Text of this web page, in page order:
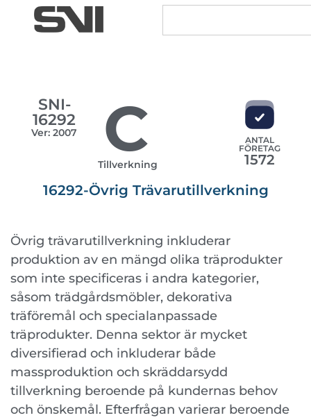
SNI-
16292
Ver: 2007 C
Tillverkning
ANTAL
FÖRETAG
1572
16292-Övrig Trävarutillverkning
Övrig trävarutillverkning inkluderar
produktion av en mängd olika träprodukter
som inte specificeras i andra kategorier,
såsom trädgårdsmöbler, dekorativa
träföremål och specialanpassade
träprodukter. Denna sektor är mycket
diversifierad och inkluderar både
massproduktion och skräddarsydd
tillverkning beroende på kundernas behov
och önskemål. Efterfrågan varierar beroende